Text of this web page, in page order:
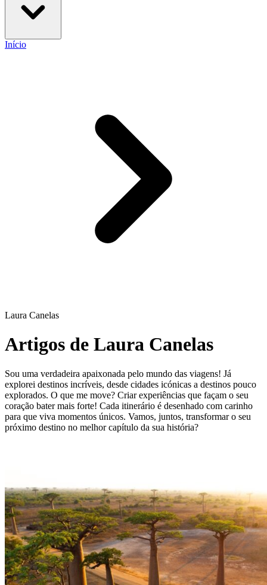
Início
Laura Canelas
Artigos de Laura Canelas
Sou uma verdadeira apaixonada pelo mundo das viagens! Já
explorei destinos incríveis, desde cidades icónicas a destinos pouco
explorados. O que me move? Criar experiências que façam o seu
coração bater mais forte! Cada itinerário é desenhado com carinho
para que viva momentos únicos. Vamos, juntos, transformar o seu
próximo destino no melhor capítulo da sua história?